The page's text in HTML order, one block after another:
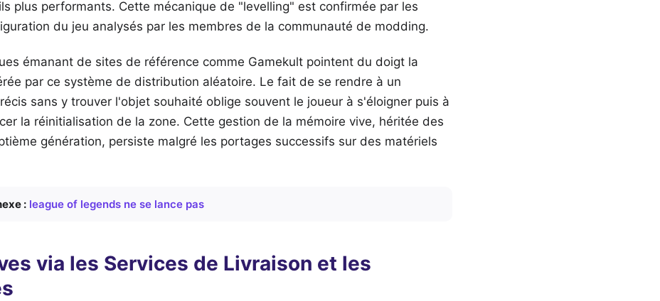
plus performants. Cette mécanique de "levelling" est confirmée par les
du jeu analysés par les membres de la communauté de modding.
émanant de sites de référence comme Gamekult pointent du doigt la
par ce système de distribution aléatoire. Le fait de se rendre à un
sans y trouver l'objet souhaité oblige souvent le joueur à s'éloigner puis à
la réinitialisation de la zone. Cette gestion de la mémoire vive, héritée des
génération, persiste malgré les portages successifs sur des matériels
: league of legends ne se lance pas
via les Services de Livraison et les